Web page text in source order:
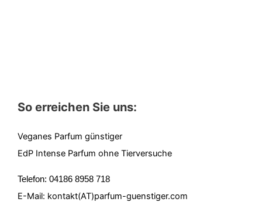
So erreichen Sie uns:
Veganes Parfum günstiger
EdP Intense Parfum ohne Tierversuche
Telefon: 04186 8958 718
E-Mail: kontakt(AT)parfum-guenstiger.com